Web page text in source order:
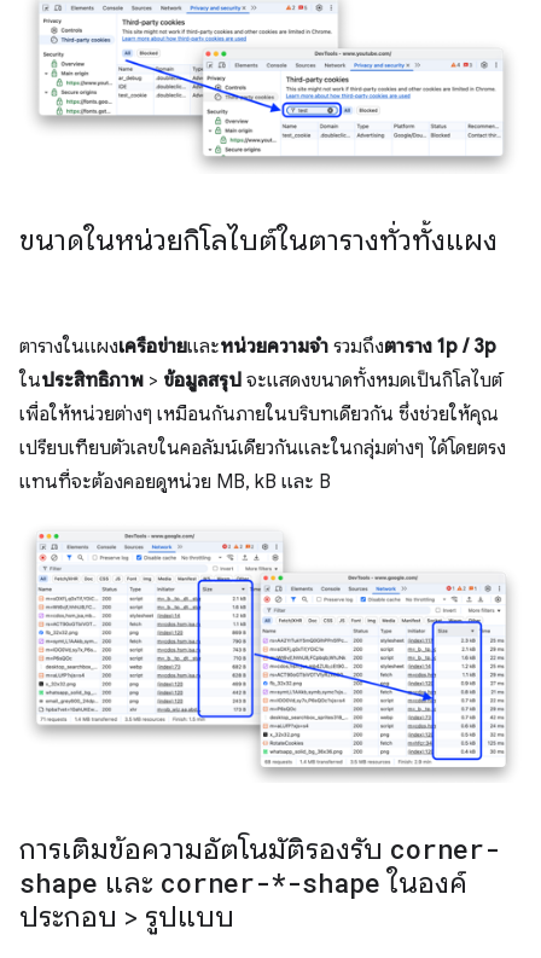
ขนาดในหน่วยกิโลไบต์ในตารางทั่วทั้งแผง
ตารางในแผงเครือข่ายและหน่วยความจำ รวมถึงตาราง 1p / 3p
ในประสิทธิภาพ > ข้อมูลสรุป จะแสดงขนาดทั้งหมดเป็นกิโลไบต์
เพื่อให้หน่วยต่างๆ เหมือนกันภายในบริบทเดียวกัน ซึ่งช่วยให้คุณ
เปรียบเทียบตัวเลขในคอลัมน์เดียวกันและในกลุ่มต่างๆ ได้โดยตรง
แทนที่จะต้องคอยดูหน่วย MB, kB และ B
การเติมข้อความอัตโนมัติรองรับ corner-
shape และ corner-*-shape ในองค์
ประกอบ > รูปแบบ